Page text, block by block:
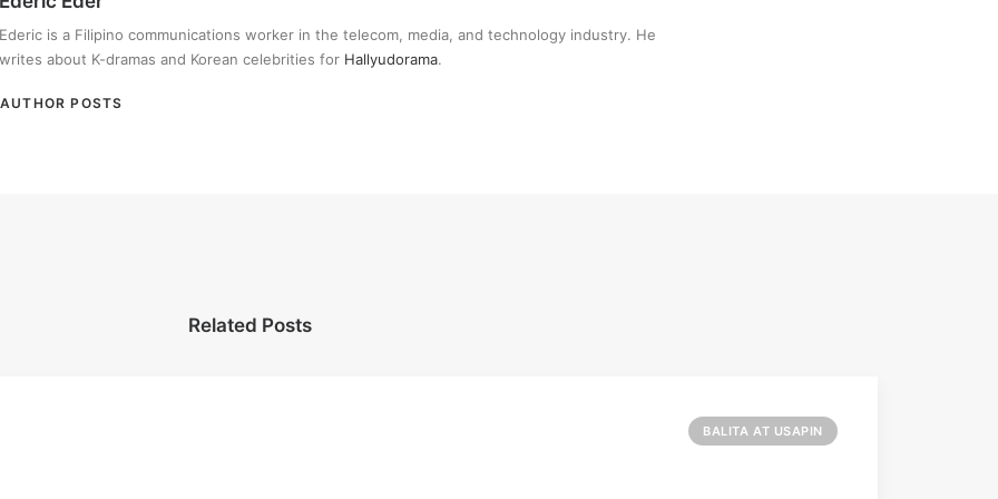
Ederic is a Filipino communications worker in the telecom, media, and technology industry. He
writes about K-dramas and Korean celebrities for Hallyudorama.
AUTHOR POSTS
Related Posts
BALITA AT USAPIN